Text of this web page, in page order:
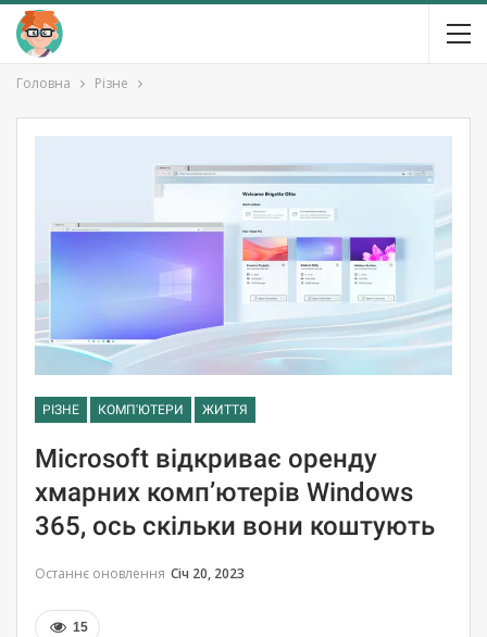
Головна Різне
РІЗНЕ КОМП'ЮТЕРИ ЖИТТЯ
Microsoft відкриває оренду
хмарних комп’ютерів Windows
365, ось скільки вони коштують
Останнє оновлення Січ 20, 2023
15